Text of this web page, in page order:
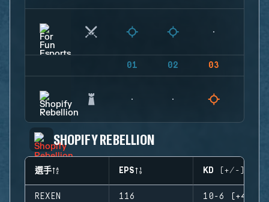
01 02 03
SHOPIFY REBELLION
選手 EPS KD (+/-)
REXEN 116 10-6 (+4)